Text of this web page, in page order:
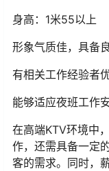
身高：1米55以上
形象气质佳，具备
有相关工作经验者
能够适应夜班工作
在高端KTV环境中
作，还需具备一定
客的需求。同时，